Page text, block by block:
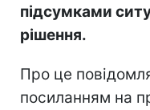
підсумками
рішення.
Про це
посиланням на